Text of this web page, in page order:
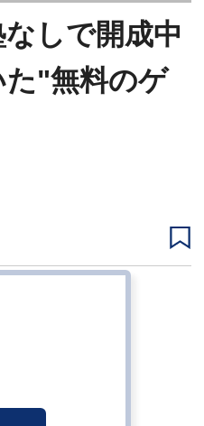
しで開成中
た"無料のゲ